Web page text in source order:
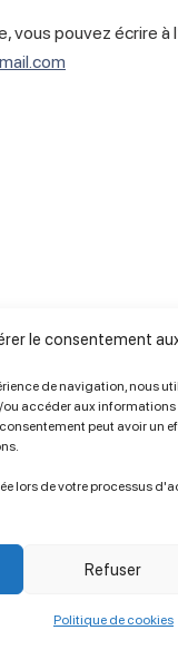
le consentement
de navigation, nous
accéder aux informations
peut avoir un
lors de votre processus
Refuser
Politique de cookies
vous pouvez écrire à
SPIP